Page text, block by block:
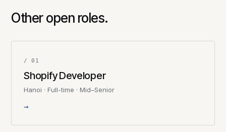
Other open roles.
/ 01
Shopify Developer
Hanoi · Full-time · Mid–Senior
→